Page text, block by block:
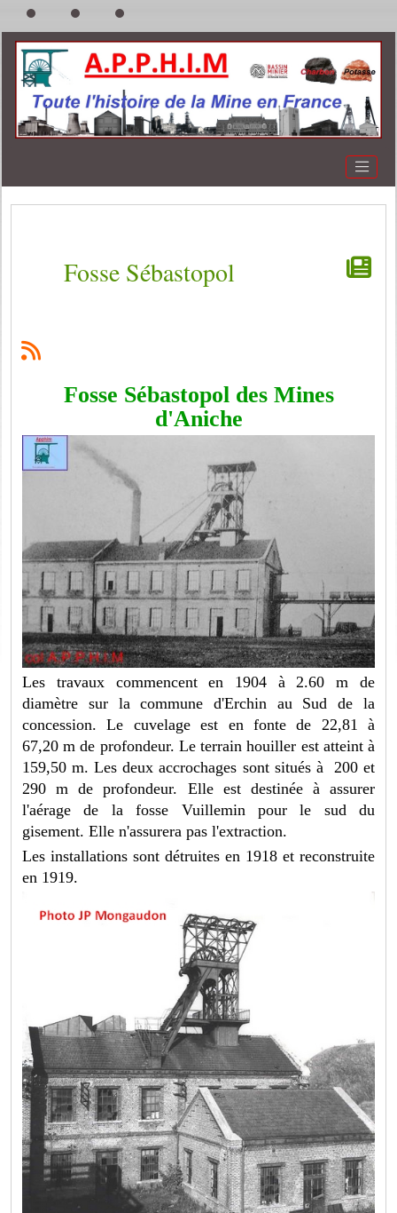
Fosse Sébastopol
Fosse Sébastopol des Mines
d'Aniche
Les travaux commencent en 1904 à 2.60 m de
diamètre sur la commune d'Erchin au Sud de la
concession. Le cuvelage est en fonte de 22,81 à
67,20 m de profondeur. Le terrain houiller est atteint à
159,50 m. Les deux accrochages sont situés à 200 et
290 m de profondeur. Elle est destinée à assurer
l'aérage de la fosse Vuillemin pour le sud du
gisement. Elle n'assurera pas l'extraction.
Les installations sont détruites en 1918 et reconstruite
en 1919.